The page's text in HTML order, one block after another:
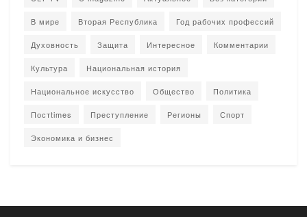
В мире Вторая Республика Год рабочих профессий
Духовность Защита Интересное Комментарии
Культура Национальная история
Национальное искусство Общество Политика
Постtimes Преступление Регионы Спорт
Экономика и бизнес